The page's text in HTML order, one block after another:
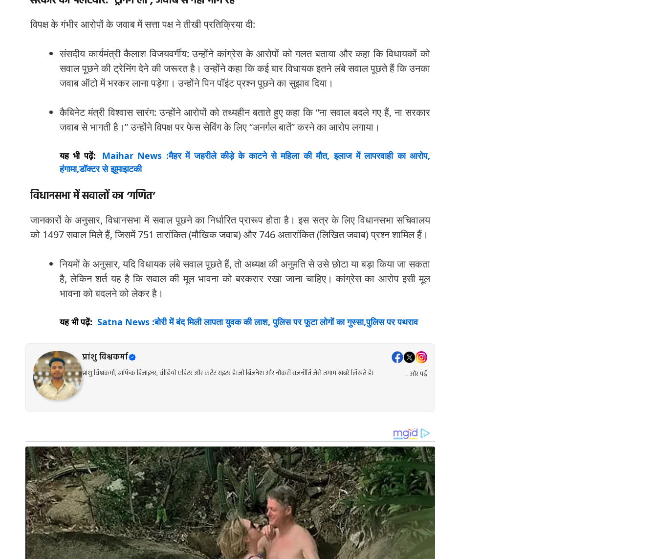
विपक्ष के गंभीर आरोपों के जवाब में सत्ता पक्ष ने तीखी प्रतिक्रिया दी:
संसदीय कार्यमंत्री कैलाश विजयवर्गीय: उन्होंने कांग्रेस के आरोपों को गलत बताया और कहा कि विधायकों को
सवाल पूछने की ट्रेनिंग देने की जरूरत है। उन्होंने कहा कि कई बार विधायक इतने लंबे सवाल पूछते हैं कि उनका
जवाब ऑटो में भरकर लाना पड़ेगा। उन्होंने पिन पॉइंट प्रश्न पूछने का सुझाव दिया।
कैबिनेट मंत्री विश्वास सारंग: उन्होंने आरोपों को तथ्यहीन बताते हुए कहा कि “ना सवाल बदले गए हैं, ना सरकार
जवाब से भागती है।” उन्होंने विपक्ष पर फेस सेविंग के लिए “अनर्गल बातें” करने का आरोप लगाया।
यह भी पढ़ें:
Maihar News :मैहर में जहरीले कीड़े के काटने से महिला की मौत, इलाज में लापरवाही का आरोप,
हंगामा,डॉक्टर से झूमाझटकी
विधानसभा में सवालों का ‘गणित’
जानकारों के अनुसार, विधानसभा में सवाल पूछने का निर्धारित प्रारूप होता है। इस सत्र के लिए विधानसभा सचिवालय
को 1497 सवाल मिले हैं, जिसमें 751 तारांकित (मौखिक जवाब) और 746 अतारांकित (लिखित जवाब) प्रश्न शामिल हैं।
नियमों के अनुसार, यदि विधायक लंबे सवाल पूछते हैं, तो अध्यक्ष की अनुमति से उसे छोटा या बड़ा किया जा सकता
है, लेकिन शर्त यह है कि सवाल की मूल भावना को बरकरार रखा जाना चाहिए। कांग्रेस का आरोप इसी मूल
भावना को बदलने को लेकर है।
यह भी पढ़ें: Satna News :बोरी में बंद मिली लापता युवक की लाश, पुलिस पर फूटा लोगों का गुस्सा,पुलिस पर पथराव
प्रांशु विश्वकर्मा
प्रांशु विश्वकर्मा, ग्राफिक डिजाइनर, वीडियो एडिटर और कंटेंट राइटर है।जो बिजनेश और नौकरी राजनीति जैसे तमाम खबरे लिखते है। ... और पढ़ें